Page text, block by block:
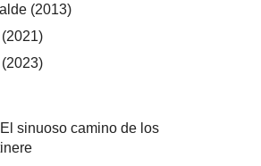
(2013)
sinuoso camino de los